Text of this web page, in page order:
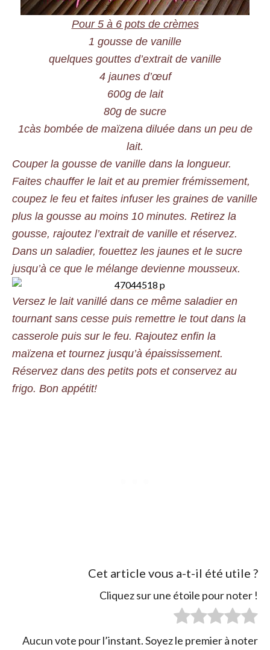
Pour 5 à 6 pots de crèmes
1 gousse de vanille
quelques gouttes d’extrait de vanille
4 jaunes d’œuf
600g de lait
80g de sucre
1càs bombée de maïzena diluée dans un peu de
lait.
Couper la gousse de vanille dans la longueur.
Faites chauffer le lait et au premier frémissement,
coupez le feu et faites infuser les graines de vanille
plus la gousse au moins 10 minutes. Retirez la
gousse, rajoutez l’extrait de vanille et réservez.
Dans un saladier, fouettez les jaunes et le sucre
jusqu’à ce que le mélange devienne mousseux.
Versez le lait vanillé dans ce même saladier en
tournant sans cesse puis remettre le tout dans la
casserole puis sur le feu. Rajoutez enfin la
maïzena et tournez jusqu’à épaississement.
Réservez dans des petits pots et conservez au
frigo. Bon appétit!
Cet article vous a-t-il été utile ?
Cliquez sur une étoile pour noter !
Aucun vote pour l’instant. Soyez le premier à noter